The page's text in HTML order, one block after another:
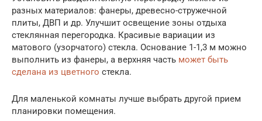
разных материалов: фанеры, древесно-стружечной
плиты, ДВП и др. Улучшит освещение зоны отдыха
стеклянная перегородка. Красивые вариации из
матового (узорчатого) стекла. Основание 1-1,3 м можно
выполнить из фанеры, а верхняя часть может быть
сделана из цветного стекла.
Для маленькой комнаты лучше выбрать другой прием
планировки помещения.